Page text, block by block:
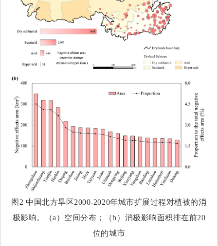
图2 中国北方旱区2000-2020年城市扩展过程对植被的消
极影响。（a ）空间分布；（b）消极影响面积排在前20
位的城市